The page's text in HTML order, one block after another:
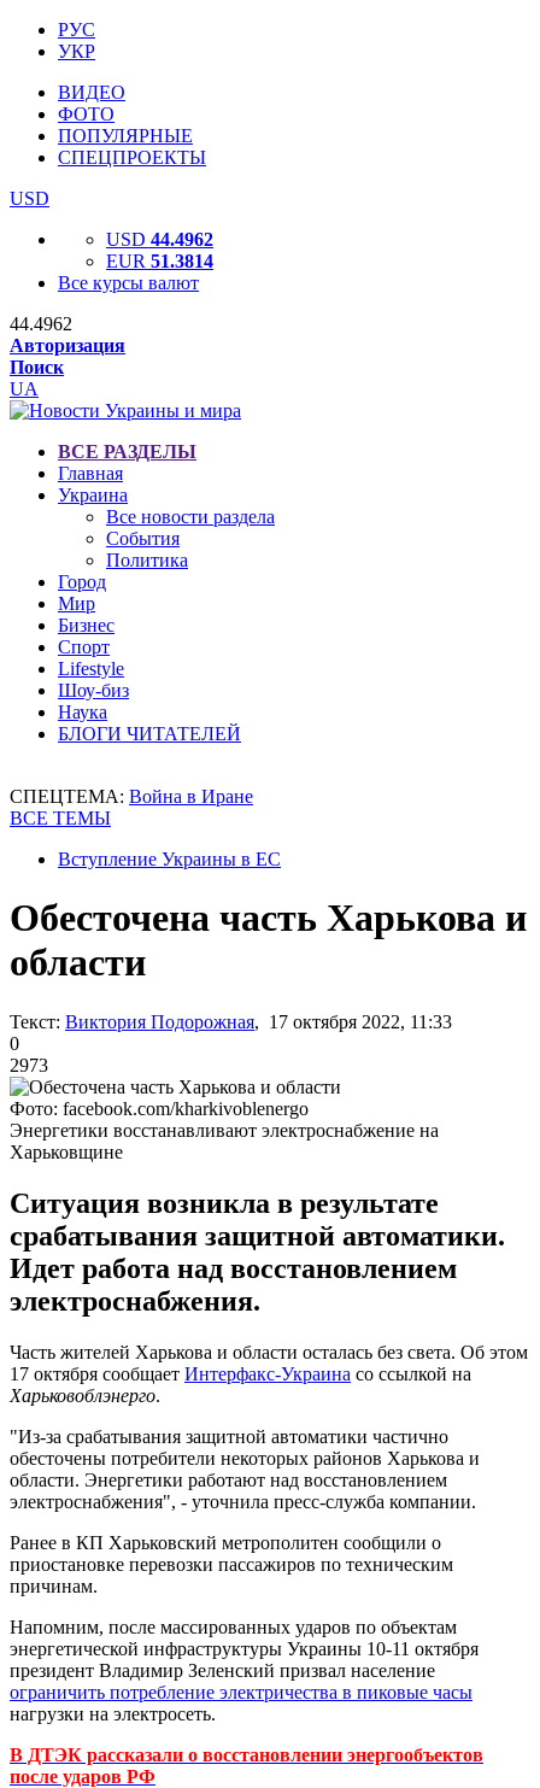
РУС
УКР
ВИДЕО
ФОТО
ПОПУЛЯРНЫЕ
СПЕЦПРОЕКТЫ
USD
USD 44.4962
EUR 51.3814
Все курсы валют
44.4962
Авторизация
Поиск
UA
ВСЕ РАЗДЕЛЫ
Главная
Украина
Все новости раздела
События
Политика
Город
Мир
Бизнес
Спорт
Lifestyle
Шоу-биз
Наука
БЛОГИ ЧИТАТЕЛЕЙ
СПЕЦТЕМА: Война в Иране
ВСЕ ТЕМЫ
Вступление Украины в ЕС
Обесточена часть Харькова и
области
Текст: Виктория Подорожная, 17 октября 2022, 11:33
0
2973
Фото: facebook.com/kharkivoblenergo
Энергетики восстанавливают электроснабжение на
Харьковщине
Ситуация возникла в результате
срабатывания защитной автоматики.
Идет работа над восстановлением
электроснабжения.
Часть жителей Харькова и области осталась без света. Об этом
17 октября сообщает Интерфакс-Украина со ссылкой на
Харьковоблэнерго.
"Из-за срабатывания защитной автоматики частично
обесточены потребители некоторых районов Харькова и
области. Энергетики работают над восстановлением
электроснабжения", - уточнила пресс-служба компании.
Ранее в КП Харьковский метрополитен сообщили о
приостановке перевозки пассажиров по техническим
причинам.
Напомним, после массированных ударов по объектам
энергетической инфраструктуры Украины 10-11 октября
президент Владимир Зеленский призвал население
ограничить потребление электричества в пиковые часы
нагрузки на электросеть.
В ДТЭК рассказали о восстановлении энергообъектов
после ударов РФ